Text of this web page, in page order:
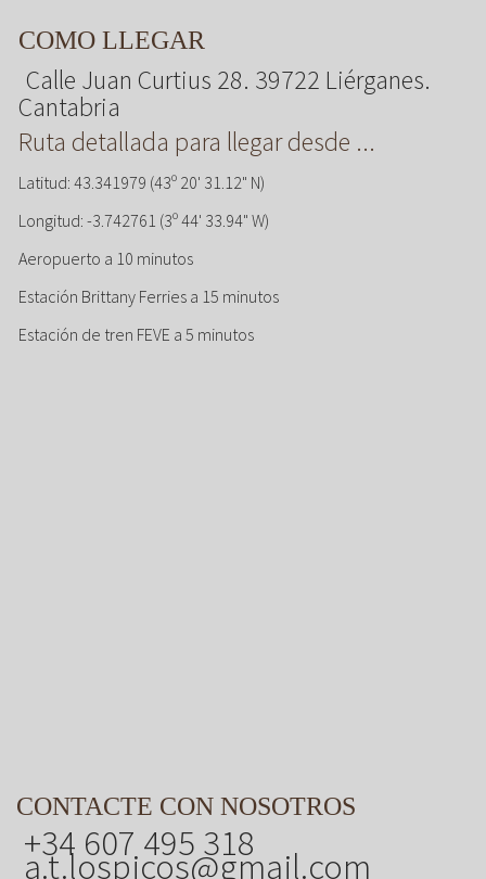
COMO LLEGAR
Calle Juan Curtius 28. 39722 Liérganes.
Cantabria
Ruta detallada para llegar desde ...
Latitud: 43.341979 (43º 20' 31.12" N)
Longitud: -3.742761 (3º 44' 33.94" W)
Aeropuerto a 10 minutos
Estación Brittany Ferries a 15 minutos
Estación de tren FEVE a 5 minutos
CONTACTE CON NOSOTROS
+34 607 495 318
a.t.lospicos@gmail.com